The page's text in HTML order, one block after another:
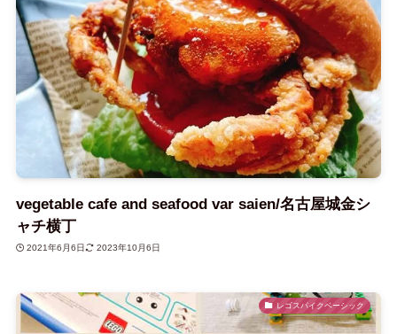
vegetable cafe and seafood var saien/名古屋城金シ
ャチ横丁
2021年6月6日 2023年10月6日
レゴスパイクベーシック